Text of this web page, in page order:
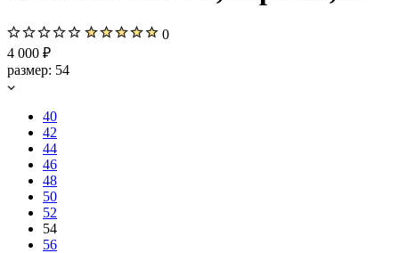
0
4 000 ₽
размер: 54
40
42
44
46
48
50
52
54
56